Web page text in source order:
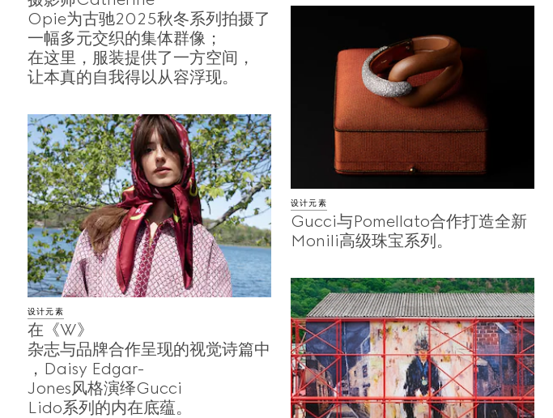
Opie为古驰2025秋冬系列拍摄了
一幅多元交织的集体群像；
在这里，服装提供了一方空间，
让本真的自我得以从容浮现。
设计元素
Gucci与Pomellato合作打造全新
Monili高级珠宝系列。
设计元素
在《W》
杂志与品牌合作呈现的视觉诗篇中
，Daisy Edgar-
Jones风格演绎Gucci
Lido系列的内在底蕴。